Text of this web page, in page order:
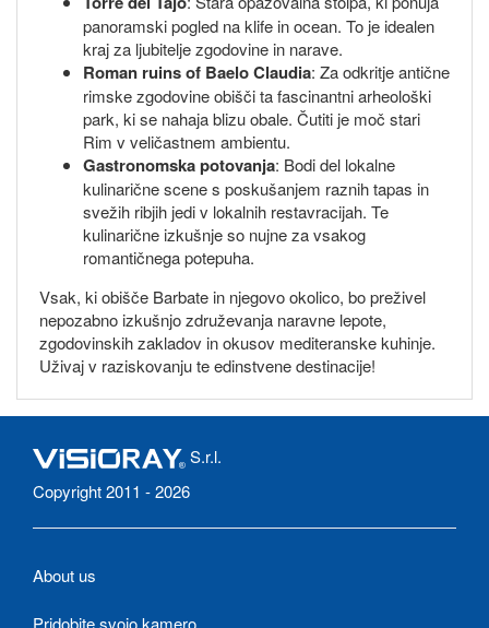
panoramski pogled na klife in ocean. To je idealen
kraj za ljubitelje zgodovine in narave.
Roman ruins of Baelo Claudia: Za odkritje antične
rimske zgodovine obišči ta fascinantni arheološki
park, ki se nahaja blizu obale. Čutiti je moč stari
Rim v veličastnem ambientu.
Gastronomska potovanja: Bodi del lokalne
kulinarične scene s poskušanjem raznih tapas in
svežih ribjih jedi v lokalnih restavracijah. Te
kulinarične izkušnje so nujne za vsakog
romantičnega potepuha.
Vsak, ki obišče Barbate in njegovo okolico, bo preživel
nepozabno izkušnjo združevanja naravne lepote,
zgodovinskih zakladov in okusov mediteranske kuhinje.
Uživaj v raziskovanju te edinstvene destinacije!
S.r.l.
Copyright 2011 - 2026
About us
Pridobite svojo kamero